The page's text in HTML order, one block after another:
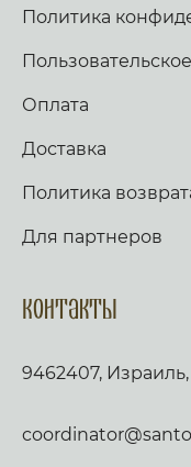
Политика
Оплата
Доставка
Политика
Для партнеров
Контакты
9462407,